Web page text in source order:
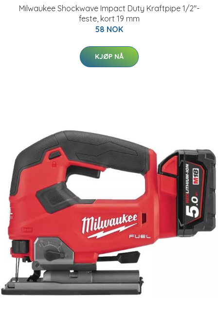
Milwaukee Shockwave Impact Duty Kraftpipe 1/2"-
feste, kort 19 mm
58 NOK
KJØP NÅ